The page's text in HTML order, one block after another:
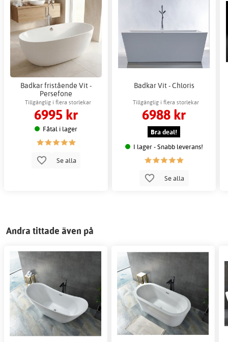
Badkar fristående Vit -
Persefone
Tillgänglig i flera storlekar
6995 kr
Fåtal i lager
Se alla
Badkar Vit - Chloris
Tillgänglig i flera storlekar
6988 kr
Bra deal!
I lager - Snabb leverans!
Se alla
Andra tittade även på